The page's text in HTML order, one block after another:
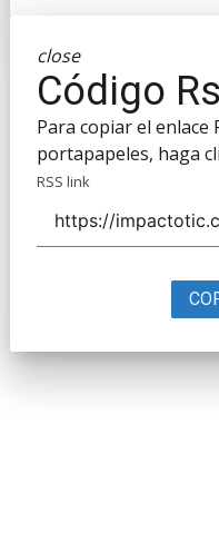
close
Código
Para copiar el enlace
portapapeles, haga
RSS link